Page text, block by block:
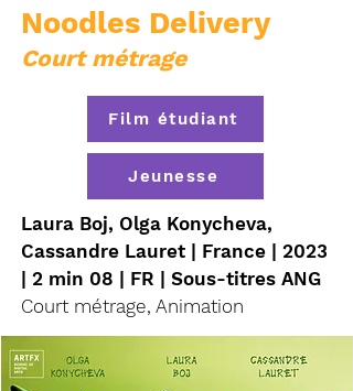
Noodles Delivery
Court métrage
Film étudiant
Jeunesse
Laura Boj, Olga Konycheva,
Cassandre Lauret | France | 2023
| 2 min 08 | FR | Sous-titres ANG
Court métrage, Animation